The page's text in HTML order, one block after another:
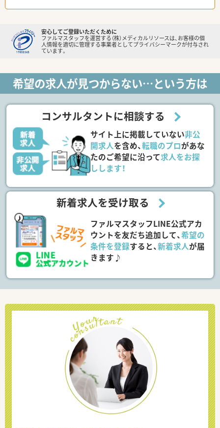
安心してご登録いただくために
ファルマスタッフを運営する（株）メディカルリソースは、お客様の個
人情報を適切に管理する事業者としてプライバシーマークが付与され
ています。
希望の求人が見つからない…という方は
コンサルタントに相談する
サイト上に掲載していない非公
開求人を含め、転職のプロがあな
たのご希望に沿って求人をお探
しします！
新着求人を受け取る
ファルマスタッフLINE公式アカ
ウントを友だち追加して、希望の
条件を登録すると、新着求人が届
きます♪